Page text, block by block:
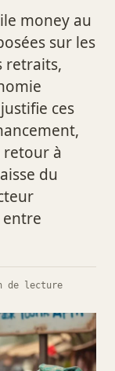
money au
sur les
retraits,
ces
retour à
du
de lecture